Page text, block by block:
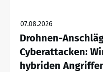
07.08.2026
Drohnen-
Cyberattacken:
hybriden